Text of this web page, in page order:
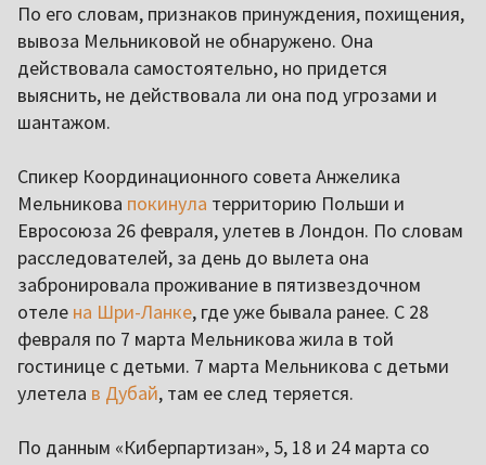
По его словам, признаков принуждения, похищения,
вывоза Мельниковой не обнаружено. Она
действовала самостоятельно, но придется
выяснить, не действовала ли она под угрозами и
шантажом.
Спикер Координационного совета Анжелика
Мельникова покинула территорию Польши и
Евросоюза 26 февраля, улетев в Лондон. По словам
расследователей, за день до вылета она
забронировала проживание в пятизвездочном
отеле на Шри-Ланке, где уже бывала ранее. С 28
февраля по 7 марта Мельникова жила в той
гостинице с детьми. 7 марта Мельникова с детьми
улетела в Дубай, там ее след теряется.
По данным «Киберпартизан», 5, 18 и 24 марта со